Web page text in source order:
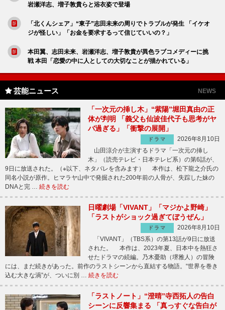
岩瀬洋志、増子敦貴らと浴衣姿で登場
「北くんシェア」“東子”志田未来の周りでトラブルが発生 「イケオ
ジが怪しい」「お金を要求するって信じていいの？」
本田翼、志田未来、岩瀬洋志、増子敦貴が異色ラブコメディーに挑
戦 本田「恋愛の中に人としての大切なことが描かれている」
芸能ニュース NEWS
「一次元の挿し木」“紫陽”堀田真由の正
体が判明 「義父も仙波佳代子も思考がヤ
バ過ぎる」「衝撃の展開」
ドラマ
2026年8月10日
山田涼介が主演するドラマ「一次元の挿し
木」（読売テレビ・日本テレビ系）の第6話が、
9日に放送された。（※以下、ネタバレを含みます） 本作は、松下龍之介氏の
同名小説が原作。ヒマラヤ山中で発掘された200年前の人骨が、失踪した妹の
DNAと完 … 続きを読む
日曜劇場「VIVANT」「マジかよ野崎」
「ラストがショック過ぎてぼうぜん」
ドラマ
2026年8月10日
「VIVANT」（TBS系）の第13話が9日に放送
された。 本作は、2023年夏、日本中を熱狂さ
せたドラマの続編。乃木憂助（堺雅人）の冒険
には、まだ続きがあった。前作のラストシーンから直結する物語。“世界を巻き
込む大きな渦”が、ついに別 … 続きを読む
「ラストノート」“澄晴”寺西拓人の告白
シーンに反響集まる 「真っすぐな告白が